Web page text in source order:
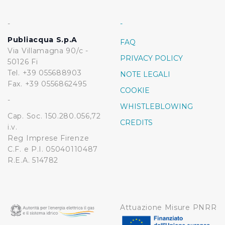
-
Publiacqua S.p.A
Via Villamagna 90/c -
50126 Fi
Tel. +39 055688903
Fax. +39 0556862495
-
Cap. Soc. 150.280.056,72
i.v.
Reg Imprese Firenze
C.F. e P.I. 05040110487
R.E.A. 514782
-
FAQ
PRIVACY POLICY
NOTE LEGALI
COOKIE
WHISTLEBLOWING
CREDITS
Attuazione Misure PNRR